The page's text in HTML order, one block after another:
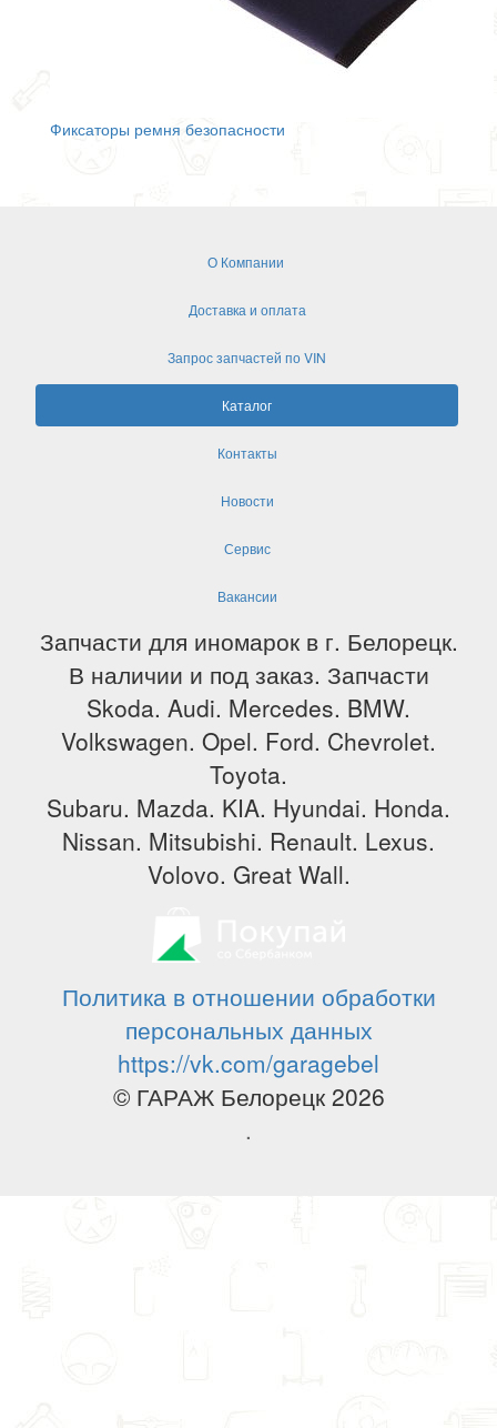
Фиксаторы ремня безопасности
О Компании
Доставка и оплата
Запрос запчастей по VIN
Каталог
Контакты
Новости
Сервис
Вакансии
Запчасти для иномарок в г. Белорецк.
В наличии и под заказ. Запчасти
Skoda. Audi. Mercedes. BMW.
Volkswagen. Opel. Ford. Chevrolet.
Toyota.
Subaru. Mazda. KIA. Hyundai. Honda.
Nissan. Mitsubishi. Renault. Lexus.
Volovo. Great Wall.
Политика в отношении обработки
персональных данных
https://vk.com/garagebel
© ГАРАЖ Белорецк 2026
.